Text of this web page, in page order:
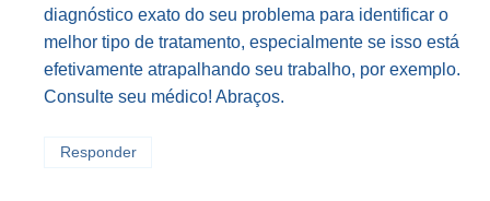
diagnóstico exato do seu problema para identificar o
melhor tipo de tratamento, especialmente se isso está
efetivamente atrapalhando seu trabalho, por exemplo.
Consulte seu médico! Abraços.
Responder